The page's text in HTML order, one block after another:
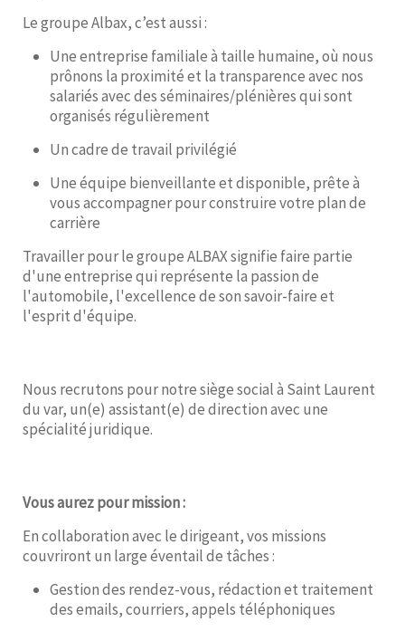
Le groupe Albax, c’est aussi :
Une entreprise familiale à taille humaine, où nous
prônons la proximité et la transparence avec nos
salariés avec des séminaires/plénières qui sont
organisés régulièrement
Un cadre de travail privilégié
Une équipe bienveillante et disponible, prête à
vous accompagner pour construire votre plan de
carrière
Travailler pour le groupe ALBAX signifie faire partie
d'une entreprise qui représente la passion de
l'automobile, l'excellence de son savoir-faire et
l'esprit d'équipe.
Nous recrutons pour notre siège social à Saint Laurent
du var, un(e) assistant(e) de direction avec une
spécialité juridique.
Vous aurez pour mission :
En collaboration avec le dirigeant, vos missions
couvriront un large éventail de tâches :
Gestion des rendez-vous, rédaction et traitement
des emails, courriers, appels téléphoniques